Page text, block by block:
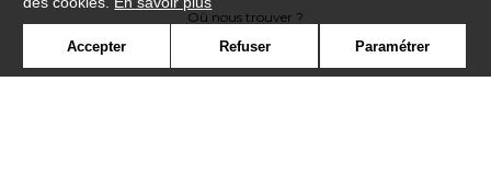
Où nous trouver ?
Accepter Refuser Paramétrer